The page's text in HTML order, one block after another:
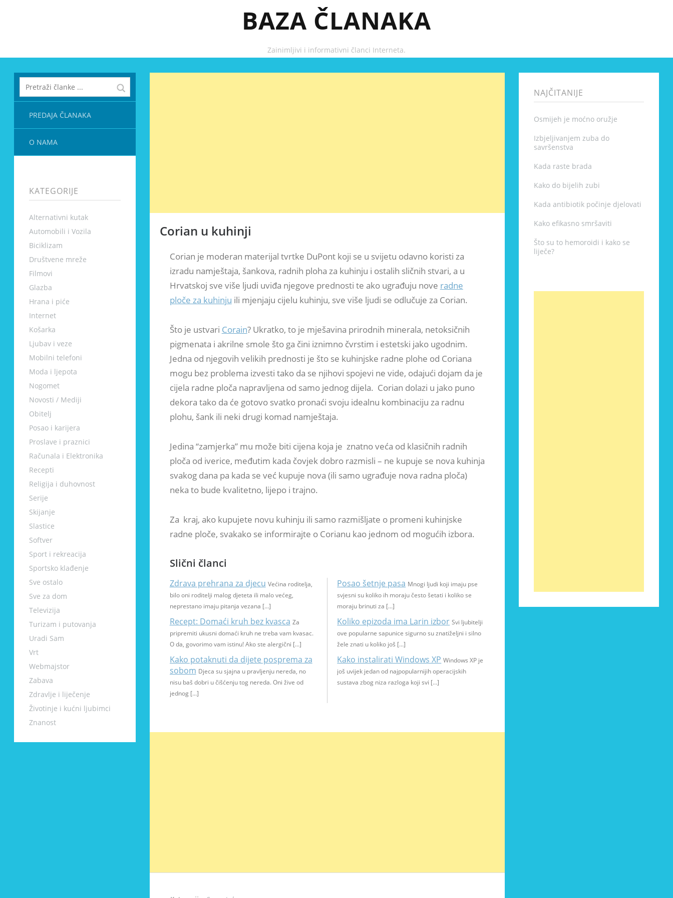
BAZA ČLANAKA
Zainimljivi i informativni članci Interneta.
PREDAJA ČLANAKA
O NAMA
KATEGORIJE
Alternativni kutak
Automobili i Vozila
Biciklizam
Društvene mreže
Filmovi
Glazba
Hrana i piće
Internet
Košarka
Ljubav i veze
Mobilni telefoni
Moda i ljepota
Nogomet
Novosti / Mediji
Obitelj
Posao i karijera
Proslave i praznici
Računala i Elektronika
Recepti
Religija i duhovnost
Serije
Skijanje
Slastice
Softver
Sport i rekreacija
Sportsko klađenje
Sve ostalo
Sve za dom
Televizija
Turizam i putovanja
Uradi Sam
Vrt
Webmajstor
Zabava
Zdravlje i liječenje
Životinje i kućni ljubimci
Znanost
Corian u kuhinji
Corian je moderan materijal tvrtke DuPont koji se u svijetu odavno koristi za
izradu namještaja, šankova, radnih ploha za kuhinju i ostalih sličnih stvari, a u
Hrvatskoj sve više ljudi uviđa njegove prednosti te ako ugrađuju nove radne
ploče za kuhinju ili mjenjaju cijelu kuhinju, sve više ljudi se odlučuje za Corian.
Što je ustvari Corain? Ukratko, to je mješavina prirodnih minerala, netoksičnih
pigmenata i akrilne smole što ga čini iznimno čvrstim i estetski jako ugodnim.
Jedna od njegovih velikih prednosti je što se kuhinjske radne plohe od Coriana
mogu bez problema izvesti tako da se njihovi spojevi ne vide, odajući dojam da je
cijela radne ploča napravljena od samo jednog dijela. Corian dolazi u jako puno
dekora tako da će gotovo svatko pronaći svoju idealnu kombinaciju za radnu
plohu, šank ili neki drugi komad namještaja.
Jedina “zamjerka” mu može biti cijena koja je znatno veća od klasičnih radnih
ploča od iverice, međutim kada čovjek dobro razmisli – ne kupuje se nova kuhinja
svakog dana pa kada se već kupuje nova (ili samo ugrađuje nova radna ploča)
neka to bude kvalitetno, lijepo i trajno.
Za kraj, ako kupujete novu kuhinju ili samo razmišljate o promeni kuhinjske
radne ploče, svakako se informirajte o Corianu kao jednom od mogućih izbora.
Slični članci
Zdrava prehrana za djecu Većina roditelja,
bilo oni roditelji malog djeteta ili malo većeg,
neprestano imaju pitanja vezana […]
Recept: Domaći kruh bez kvasca Za
pripremiti ukusni domaći kruh ne treba vam kvasac.
O da, govorimo vam istinu! Ako ste alergični […]
Kako potaknuti da dijete posprema za
sobom Djeca su sjajna u pravljenju nereda, no
nisu baš dobri u čišćenju tog nereda. Oni žive od
jednog […]
Posao šetnje pasa Mnogi ljudi koji imaju pse
svjesni su koliko ih moraju često šetati i koliko se
moraju brinuti za […]
Koliko epizoda ima Larin izbor Svi ljubitelji
ove popularne sapunice sigurno su znatiželjni i silno
žele znati u koliko još […]
Kako instalirati Windows XP Windows XP je
još uvijek jedan od najpopularnijih operacijskih
sustava zbog niza razloga koji svi […]
NAJČITANIJE
Osmijeh je moćno oružje
Izbjeljivanjem zuba do
savršenstva
Kada raste brada
Kako do bijelih zubi
Kada antibiotik počinje djelovati
Kako efikasno smršaviti
Što su to hemoroidi i kako se
liječe?